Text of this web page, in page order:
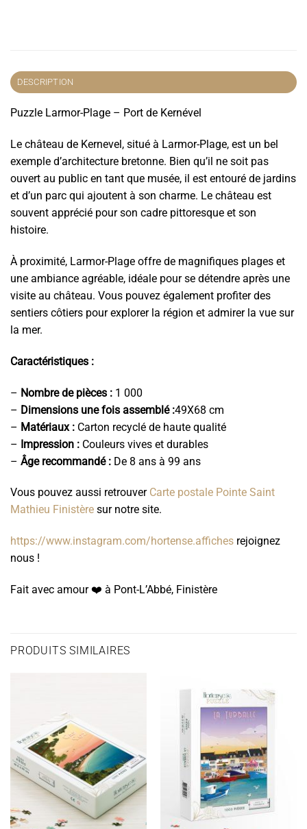
DESCRIPTION
Puzzle Larmor-Plage – Port de Kernével
Le château de Kernevel, situé à Larmor-Plage, est un bel
exemple d’architecture bretonne. Bien qu’il ne soit pas
ouvert au public en tant que musée, il est entouré de jardins
et d’un parc qui ajoutent à son charme. Le château est
souvent apprécié pour son cadre pittoresque et son
histoire.
À proximité, Larmor-Plage offre de magnifiques plages et
une ambiance agréable, idéale pour se détendre après une
visite au château. Vous pouvez également profiter des
sentiers côtiers pour explorer la région et admirer la vue sur
la mer.
Caractéristiques :
– Nombre de pièces : 1 000
– Dimensions une fois assemblé :49X68 cm
– Matériaux : Carton recyclé de haute qualité
– Impression : Couleurs vives et durables
– Âge recommandé : De 8 ans à 99 ans
Vous pouvez aussi retrouver Carte postale Pointe Saint
Mathieu Finistère sur notre site.
https://www.instagram.com/hortense.affiches rejoignez
nous !
Fait avec amour ❤️️ à Pont-L’Abbé, Finistère
PRODUITS SIMILAIRES